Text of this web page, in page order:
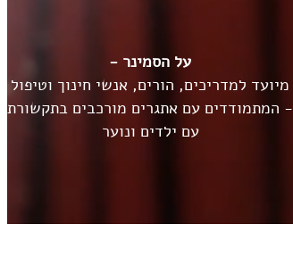
על הסמינר -
מיועד למדריכים, הורים, אנשי חינוך וטיפול
- המתמודדים עם אתגרים מורכבים בתקשורת
עם ילדים ונוער